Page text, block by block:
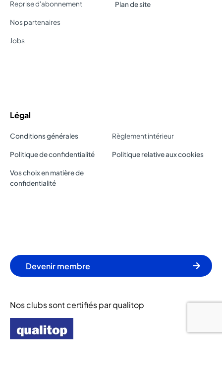
Reprise d'abonnement
Nos partenaires
Jobs
Plan de site
Légal
Conditions générales Règlement intérieur
Politique de confidentialité Politique relative aux cookies
Vos choix en matière de
confidentialité
Devenir membre
Nos clubs sont certifiés par qualitop